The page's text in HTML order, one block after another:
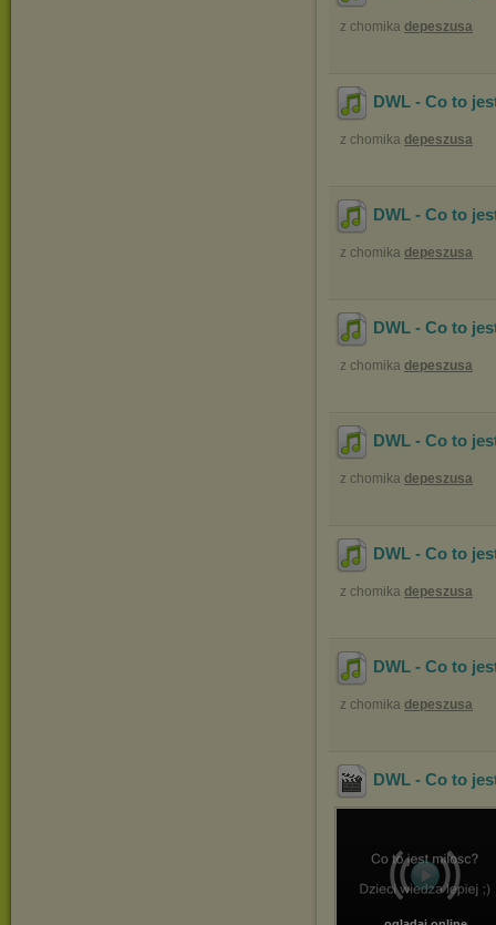
z chomika depeszusa
DWL - Co to
z chomika depeszusa
DWL - Co to
z chomika depeszusa
DWL - Co to
z chomika depeszusa
DWL - Co to
z chomika depeszusa
DWL - Co to
z chomika depeszusa
DWL - Co to
z chomika depeszusa
DWL - Co to